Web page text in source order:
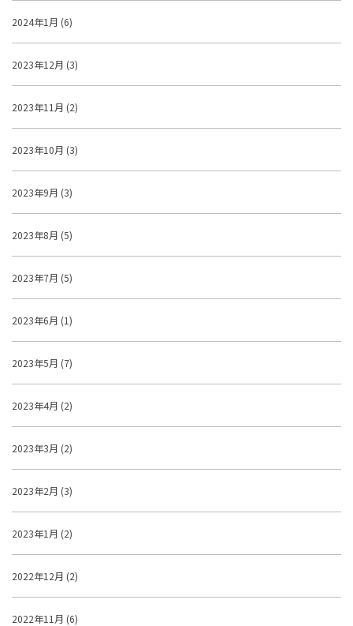
2024年1月 (6)
2023年12月 (3)
2023年11月 (2)
2023年10月 (3)
2023年9月 (3)
2023年8月 (5)
2023年7月 (5)
2023年6月 (1)
2023年5月 (7)
2023年4月 (2)
2023年3月 (2)
2023年2月 (3)
2023年1月 (2)
2022年12月 (2)
2022年11月 (6)